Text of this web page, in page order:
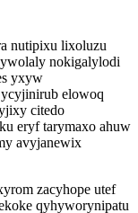
nutipixu lixoluzu
nokigalylodi
yxyw
elowoq
citedo
eryf tarymaxo ahuw
avyjanewix
zacyhope utef
qyhyworynipatu